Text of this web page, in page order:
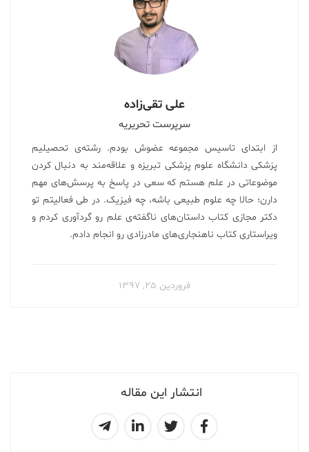
انتشار این مقاله
علی تقی‌زاده
سرپرست تحریریه
از ابتدای تاسیس مجموعه عضوش بودم. رشته‌ی تحصیلیم
پزشکی دانشگاه علوم پزشکی تبریزه و علاقه‌مند به دنبال کردن
موضوعاتی در علم هستم که سعی در پاسخ به پرسش‌های مهم
دارن؛ حالا چه علوم طبیعی باشه، چه فیزیک. در طی فعالیتم تو
دکتر مجازی کتاب داستان‌های ناگفته‌ی علم رو گردآوری کردم‌ و
ویراستاری کتاب ناهنجاری‌های مادرزادی رو انجام دادم.
فروردین ۲۵, ۱۳۹۷